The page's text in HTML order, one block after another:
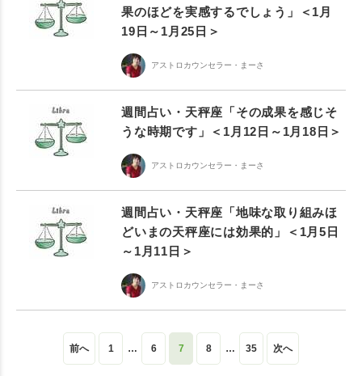
果のほどを実感するでしょう」＜1月
19日～1月25日＞
アストロカウンセラー・まーさ
週間占い・天秤座「その成果を感じそ
うな時期です」＜1月12日～1月18日＞
アストロカウンセラー・まーさ
週間占い・天秤座「地味な取り組みほ
どいまの天秤座には効果的」＜1月5日
～1月11日＞
アストロカウンセラー・まーさ
前へ 1 … 6 7 8 … 35 次へ